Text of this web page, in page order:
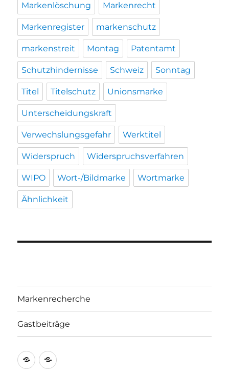
Markenlöschung Markenrecht
Markenregister markenschutz
markenstreit Montag Patentamt
Schutzhindernisse Schweiz Sonntag
Titel Titelschutz Unionsmarke
Unterscheidungskraft
Verwechslungsgefahr Werktitel
Widerspruch Widerspruchsverfahren
WIPO Wort-/Bildmarke Wortmarke
Ähnlichkeit
Markenrecherche
Gastbeiträge
Markenrecherche
Gastbeiträge